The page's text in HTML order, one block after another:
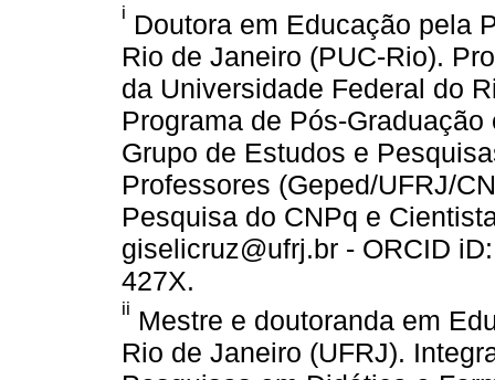
i Doutora em Educação pela
Rio de Janeiro (PUC-Rio).
da Universidade Federal do
Programa de Pós-
Grupo de Estudos e
Professores (Geped/UFRJ/
Pesquisa do CNPq e
giselicruz@ufrj.br - ORCID
427X.
ii Mestre e doutoranda em
Rio de Janeiro (UFRJ).